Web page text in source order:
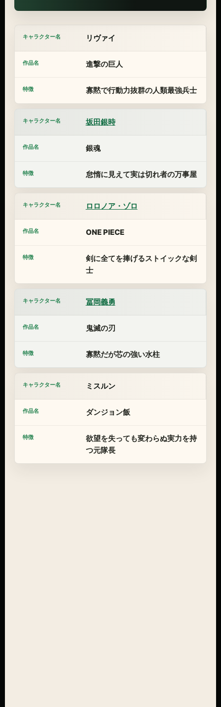
リヴァイ
進撃の巨人
寡黙で行動力抜群の人類最強兵士
坂田銀時
銀魂
怠惰に見えて実は切れ者の万事屋
ロロノア・ゾロ
ONE PIECE
剣に全てを捧げるストイックな剣
士
冨岡義勇
鬼滅の刃
寡黙だが芯の強い水柱
ミスルン
ダンジョン飯
欲望を失っても変わらぬ実力を持
つ元隊長